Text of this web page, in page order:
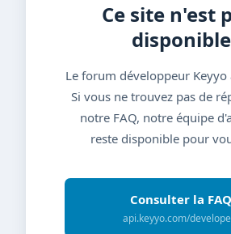
Ce site n'est
disponible
Le forum développeur Keyyo
Si vous ne trouvez pas de
notre FAQ, notre équipe
reste disponible pour
Consulter la FAQ
api.keyyo.com/